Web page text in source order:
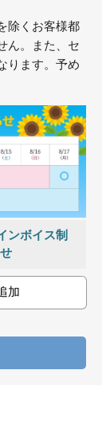
除くお客様都
ん。また、セ
ります。予め
ンボイス制
加